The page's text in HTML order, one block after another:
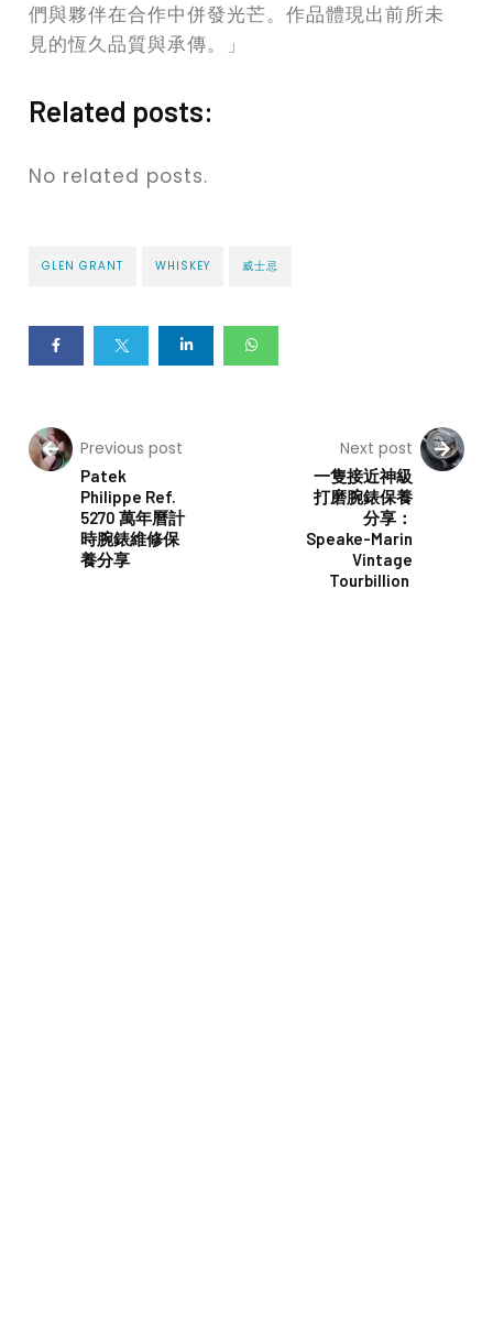
們與夥伴在合作中併發光芒。作品體現出前所未
見的恆久品質與承傳。」
Related posts:
No related posts.
GLEN GRANT WHISKEY 威士忌
Previous post
Patek
Philippe Ref.
5270 萬年曆計
時腕錶維修保
養分享
Next post
一隻接近神級
打磨腕錶保養
分享：
Speake-Marin
Vintage
Tourbillion